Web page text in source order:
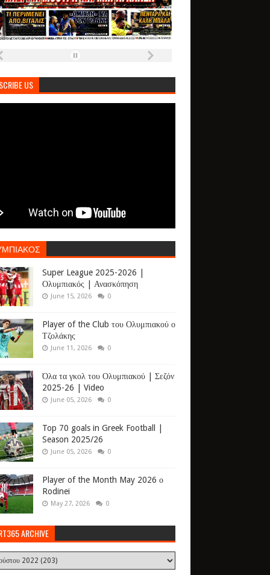
US
Super League 2025-2026 |
Ολυμπιακός | Ανασκόπηση
June 15, 2026 0
Player of the Club του Ολυμπιακού ο
Τζολάκης
June 11, 2026 0
Όλα τα γκολ του Ολυμπιακού | Σεζόν
2025-26 | Video
June 05, 2026 0
Top 70 goals in Greek Football |
Season 2025/26
June 05, 2026 0
Player of the Month May 2026 ο
Rodinei
May 27, 2026 0
ARCHIVE